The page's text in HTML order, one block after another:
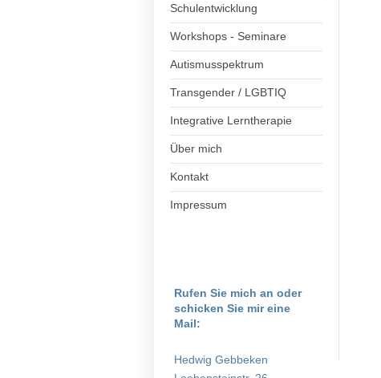
Schulentwicklung
Workshops - Seminare
Autismusspektrum
Transgender / LGBTIQ
Integrative Lerntherapie
Über mich
Kontakt
Impressum
Rufen Sie mich an oder
schicken Sie mir eine
Mail:
Hedwig Gebbeken